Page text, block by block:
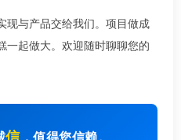
现与产品交给我们。项目做成
一起做大。欢迎随时聊聊您的